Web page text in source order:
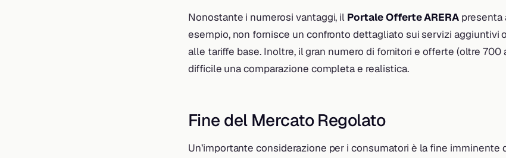
Nonostante i numerosi vantaggi, il Portale Offerte ARERA presenta
esempio, non fornisce un confronto dettagliato sui servizi aggiuntivi
alle tariffe base. Inoltre, il gran numero di fornitori e offerte (oltre 700
difficile una comparazione completa e realistica.
Fine del Mercato Regolato
Un’importante considerazione per i consumatori è la fine imminente